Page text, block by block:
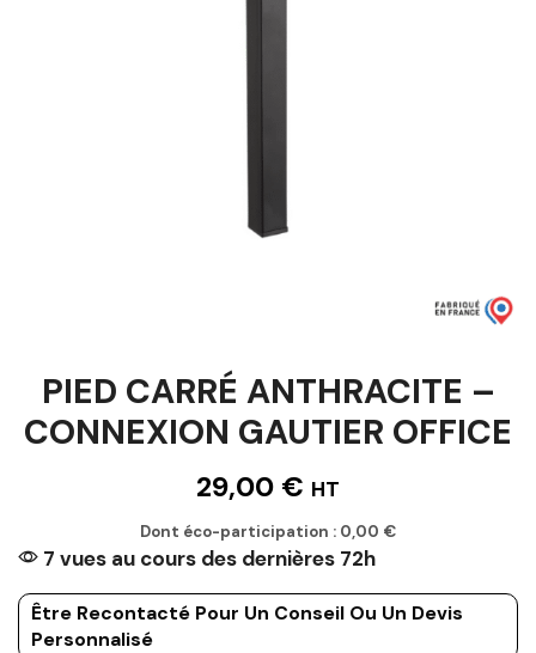
PIED CARRÉ ANTHRACITE –
CONNEXION GAUTIER OFFICE
29,00 € HT
Dont éco-participation : 0,00 €
7 vues au cours des dernières 72h
Être Recontacté Pour Un Conseil Ou Un Devis
Personnalisé